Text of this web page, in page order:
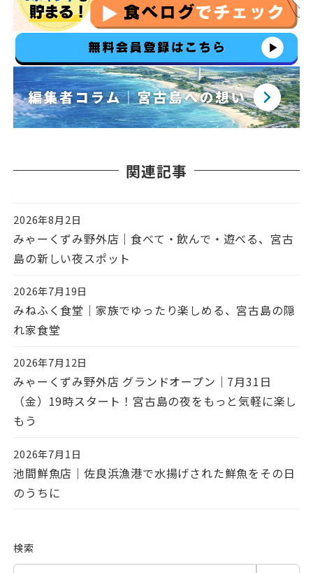
関連記事
投稿日
2026年8月2日
みゃーくずみ野外店｜食べて・飲んで・遊べる、宮古
島の新しい夜スポット
投稿日
2026年7月19日
みねふく食堂｜家族でゆったり楽しめる、宮古島の隠
れ家食堂
投稿日
2026年7月12日
みゃーくずみ野外店 グランドオープン｜7月31日
（金）19時スタート！宮古島の夜をもっと気軽に楽し
もう
投稿日
2026年7月1日
池間鮮魚店｜佐良浜漁港で水揚げされた鮮魚をその日
のうちに
検索